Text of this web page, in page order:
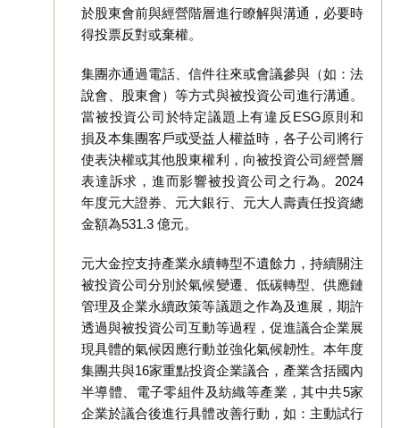
於股東會前與經營階層進行瞭解與溝通，必要時
得投票反對或棄權。
集團亦通過電話、信件往來或會議參與（如：法
說會、股東會）等方式與被投資公司進行溝通。
當被投資公司於特定議題上有違反ESG原則和
損及本集團客戶或受益人權益時，各子公司將行
使表決權或其他股東權利，向被投資公司經營層
表達訴求，進而影響被投資公司之行為。2024
年度元大證券、元大銀行、元大人壽責任投資總
金額為531.3 億元。
元大金控支持產業永續轉型不遺餘力，持續關注
被投資公司分別於氣候變遷、低碳轉型、供應鏈
管理及企業永續政策等議題之作為及進展，期許
透過與被投資公司互動等過程，促進議合企業展
現具體的氣候因應行動並強化氣候韌性。本年度
集團共與16家重點投資企業議合，產業含括國內
半導體、電子零組件及紡織等產業，其中共5家
企業於議合後進行具體改善行動，如：主動試行